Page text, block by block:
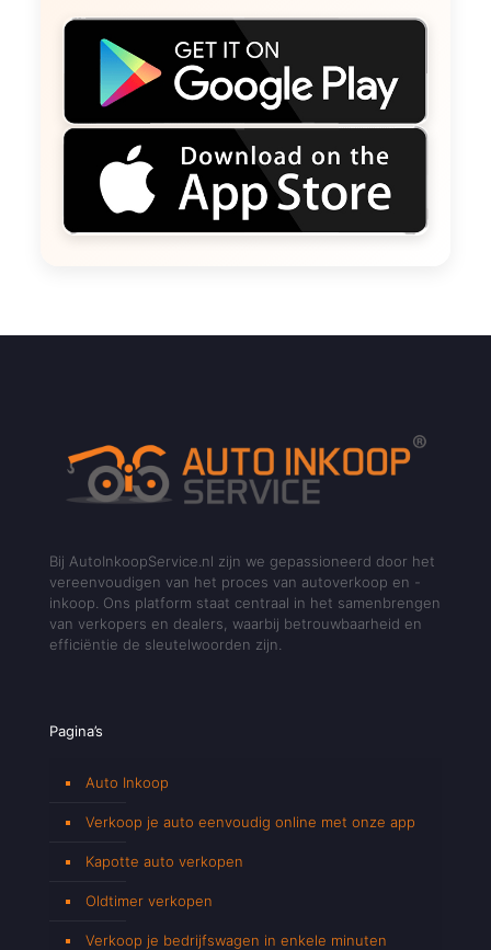
Bij AutoInkoopService.nl zijn we gepassioneerd door het
vereenvoudigen van het proces van autoverkoop en -
inkoop. Ons platform staat centraal in het samenbrengen
van verkopers en dealers, waarbij betrouwbaarheid en
efficiëntie de sleutelwoorden zijn.
Pagina’s
Auto Inkoop
Verkoop je auto eenvoudig online met onze app
Kapotte auto verkopen
Oldtimer verkopen
Verkoop je bedrijfswagen in enkele minuten